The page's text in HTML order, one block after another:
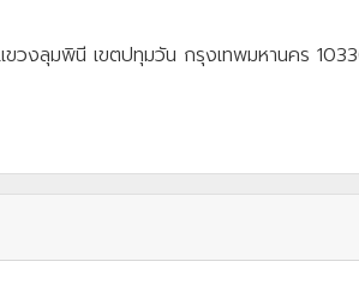
วงลุมพินี เขตปทุมวัน กรุงเทพมหานคร